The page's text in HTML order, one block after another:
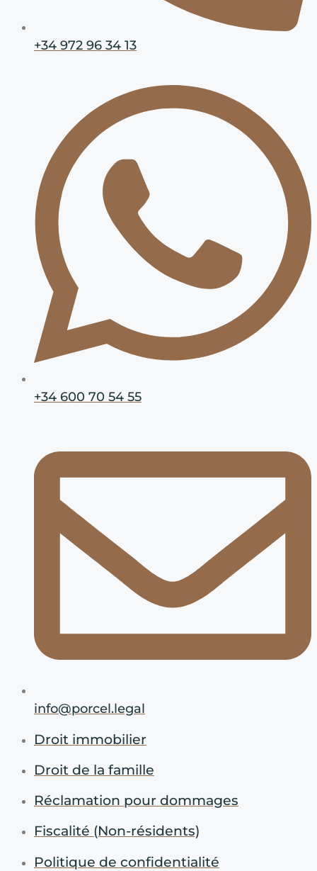
+34 972 96 34 13
+34 600 70 54 55
info@porcel.legal
Droit immobilier
Droit de la famille
Réclamation pour dommages
Fiscalité (Non-résidents)
Politique de confidentialité